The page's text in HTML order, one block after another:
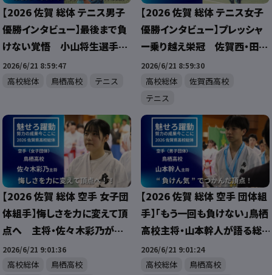
【2026 佐賀 総体 テニス男子
優勝インタビュー】最後まで負
けない覚悟 小山将生選手が
県総体制覇！
2026/6/21 8:59:47
高校総体 鳥栖高校 テニス
【2026 佐賀 総体 テニス女子
優勝インタビュー】プレッシャ
ー乗り越え栄冠 佐賀西・田代
祐唯選手が県総体制覇！
2026/6/21 8:59:30
高校総体
佐賀西高校
テニス
【2026 佐賀 総体 空手 女子団
体組手】悔しさを力に変えて頂
点へ 主将・佐々木彩乃が語
る鳥栖高校の団結力
2026/6/21 9:01:36
高校総体
鳥栖高校
【2026 佐賀 総体 空手 団体組
手】「もう一回も負けない」鳥栖
高校主将・山本幹人が語る総
体への覚悟
2026/6/21 9:01:24
高校総体
鳥栖高校